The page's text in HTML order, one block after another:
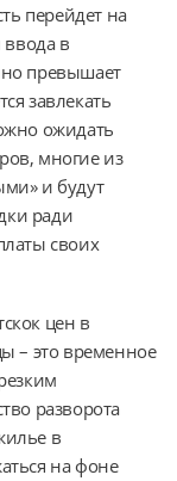
перейдет на
в
превышает
завлекать
ожидать
многие из
и будут
ради
своих
цен в
– это временное
разворота
в
на фоне